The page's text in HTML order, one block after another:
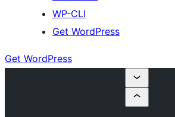
WP-CLI
Get WordPress
Get WordPress